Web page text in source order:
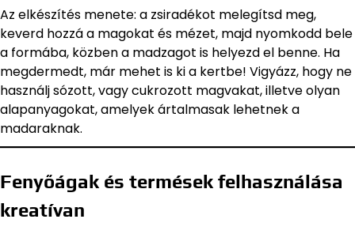
Az elkészítés menete: a zsiradékot melegítsd meg,
keverd hozzá a magokat és mézet, majd nyomkodd bele
a formába, közben a madzagot is helyezd el benne. Ha
megdermedt, már mehet is ki a kertbe! Vigyázz, hogy ne
használj sózott, vagy cukrozott magvakat, illetve olyan
alapanyagokat, amelyek ártalmasak lehetnek a
madaraknak.
Fenyőágak és termések felhasználása
kreatívan